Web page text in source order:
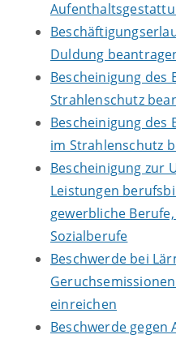
Duldung
Bescheinigung des
Strahlenschutz
Bescheinigung des
im Strahlenschutz
Bescheinigung zur
Leistungen
gewerbliche
Sozialberufe
Beschwerde bei
einreichen
Beschwerde